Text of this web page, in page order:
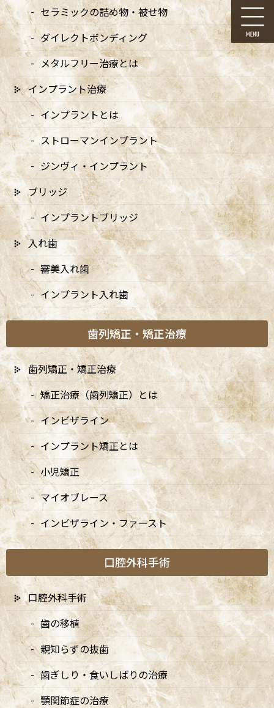
コ
ン
テ
ン
ツ
に
移
動
ナ
ビ
ゲ
ー
シ
ョ
ン
に
移
動 メディア
HOME メディア logo_ol – 2_logo005 のコピー 12-17
2024/08/29
logo_ol – 2_logo005 のコピー 12-
17
Access
阿佐ヶ谷ことぶき歯科・矯正歯科
セラミックの詰め物・被せ物
ダイレクトボンディング
メタルフリー治療とは
インプラント治療
インプラントとは
ストローマンインプラント
ジンヴィ・インプラント
ブリッジ
インプラントブリッジ
入れ歯
審美入れ歯
インプラント入れ歯
歯列矯正・矯正治療
歯列矯正・矯正治療
矯正治療（歯列矯正）とは
インビザライン
インプラント矯正とは
小児矯正
マイオブレース
インビザライン・ファースト
口腔外科手術
口腔外科手術
歯の移植
親知らずの抜歯
歯ぎしり・食いしばりの治療
顎関節症の治療